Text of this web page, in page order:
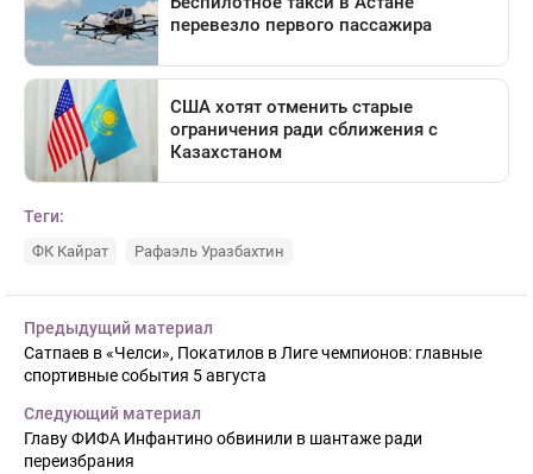
Теги:
ФК Кайрат Рафаэль Уразбахтин
Предыдущий материал
Сатпаев в «Челси», Покатилов в Лиге чемпионов: главные
спортивные события 5 августа
Следующий материал
Главу ФИФА Инфантино обвинили в шантаже ради
переизбрания